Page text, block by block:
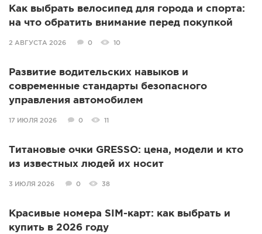
Как выбрать велосипед для города и спорта:
на что обратить внимание перед покупкой
2 АВГУСТА 2026 0 10
Развитие водительских навыков и
современные стандарты безопасного
управления автомобилем
17 ИЮЛЯ 2026 0 11
Титановые очки GRESSO: цена, модели и кто
из известных людей их носит
3 ИЮЛЯ 2026 0 38
Красивые номера SIM-карт: как выбрать и
купить в 2026 году